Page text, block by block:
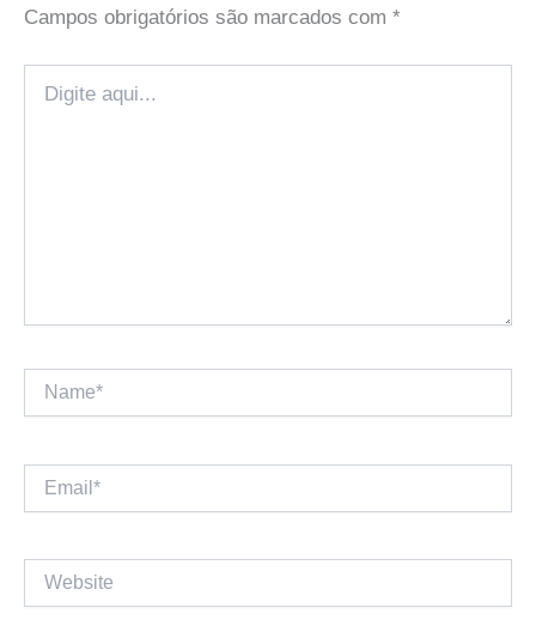
Campos obrigatórios são marcados com *
aqui...
Website